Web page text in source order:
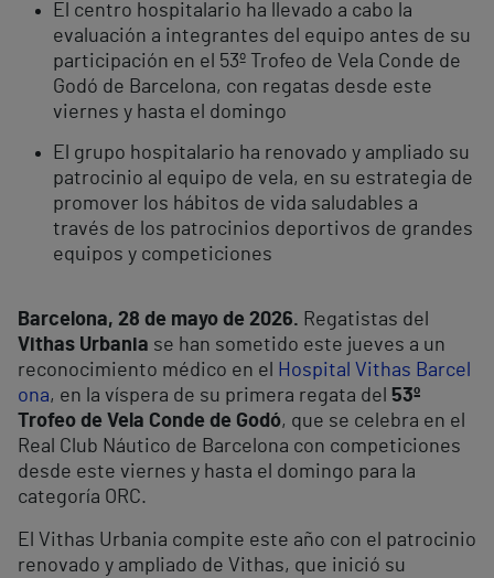
El centro hospitalario ha llevado a cabo la
evaluación a integrantes del equipo antes de su
participación en el 53º Trofeo de Vela Conde de
Godó de Barcelona, con regatas desde este
viernes y hasta el domingo
El grupo hospitalario ha renovado y ampliado su
patrocinio al equipo de vela, en su estrategia de
promover los hábitos de vida saludables a
través de los patrocinios deportivos de grandes
equipos y competiciones
Barcelona, 28 de mayo de 2026. Regatistas del
Vithas Urbania se han sometido este jueves a un
reconocimiento médico en el
Hospital Vithas Barcel
ona, en la víspera de su primera regata del 53º
Trofeo de Vela Conde de Godó, que se celebra en el
Real Club Náutico de Barcelona con competiciones
desde este viernes y hasta el domingo para la
categoría ORC.
El Vithas Urbania compite este año con el patrocinio
renovado y ampliado de Vithas, que inició su